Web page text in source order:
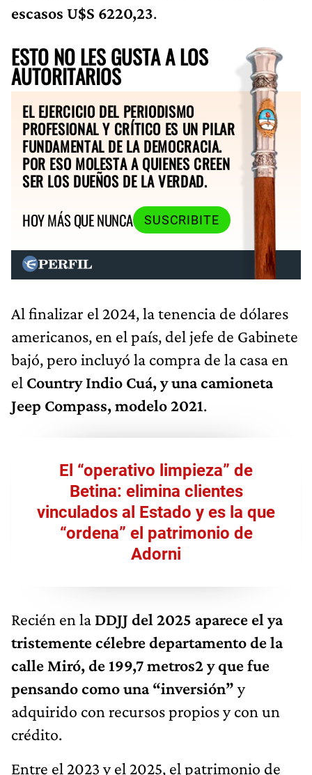
escasos U$S 6220,23.
ESTO NO LES GUSTA A LOS
AUTORITARIOS
EL EJERCICIO DEL PERIODISMO
PROFESIONAL Y CRÍTICO ES UN PILAR
FUNDAMENTAL DE LA DEMOCRACIA.
POR ESO MOLESTA A QUIENES CREEN
SER LOS DUEÑOS DE LA VERDAD.
HOY MÁS QUE NUNCA
SUSCRIBITE
Al finalizar el 2024, la tenencia de dólares
americanos, en el país, del jefe de Gabinete
bajó, pero incluyó la compra de la casa en
el Country Indio Cuá, y una camioneta
Jeep Compass, modelo 2021.
El “operativo limpieza” de
Betina: elimina clientes
vinculados al Estado y es la que
“ordena” el patrimonio de
Adorni
Recién en la DDJJ del 2025 aparece el ya
tristemente célebre departamento de la
calle Miró, de 199,7 metros2 y que fue
pensando como una “inversión” y
adquirido con recursos propios y con un
crédito.
Entre el 2023 y el 2025, el patrimonio de